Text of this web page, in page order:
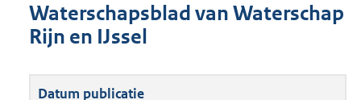
Waterschapsblad van Waterschap
Rijn en IJssel